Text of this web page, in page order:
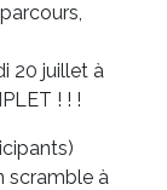
20 juillet à
! ! !
scramble à